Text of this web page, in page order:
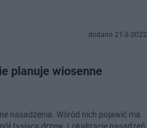
dodano 21-3-2022
planuje wiosenne
nasadzenia. Wśród nich pojawić ma